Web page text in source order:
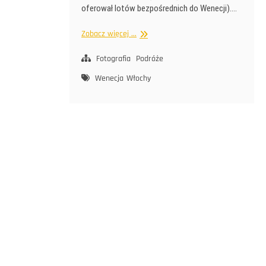
oferował lotów bezpośrednich do Wenecji).…
Zobacz więcej ... Wenecja
lotu
Fotografia
Podróże
Wenecja Włochy